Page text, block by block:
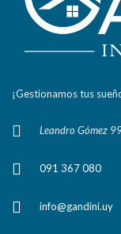
¡Gestionamos tus
Leandro Gómez
091 367 080
info@gandini.uy